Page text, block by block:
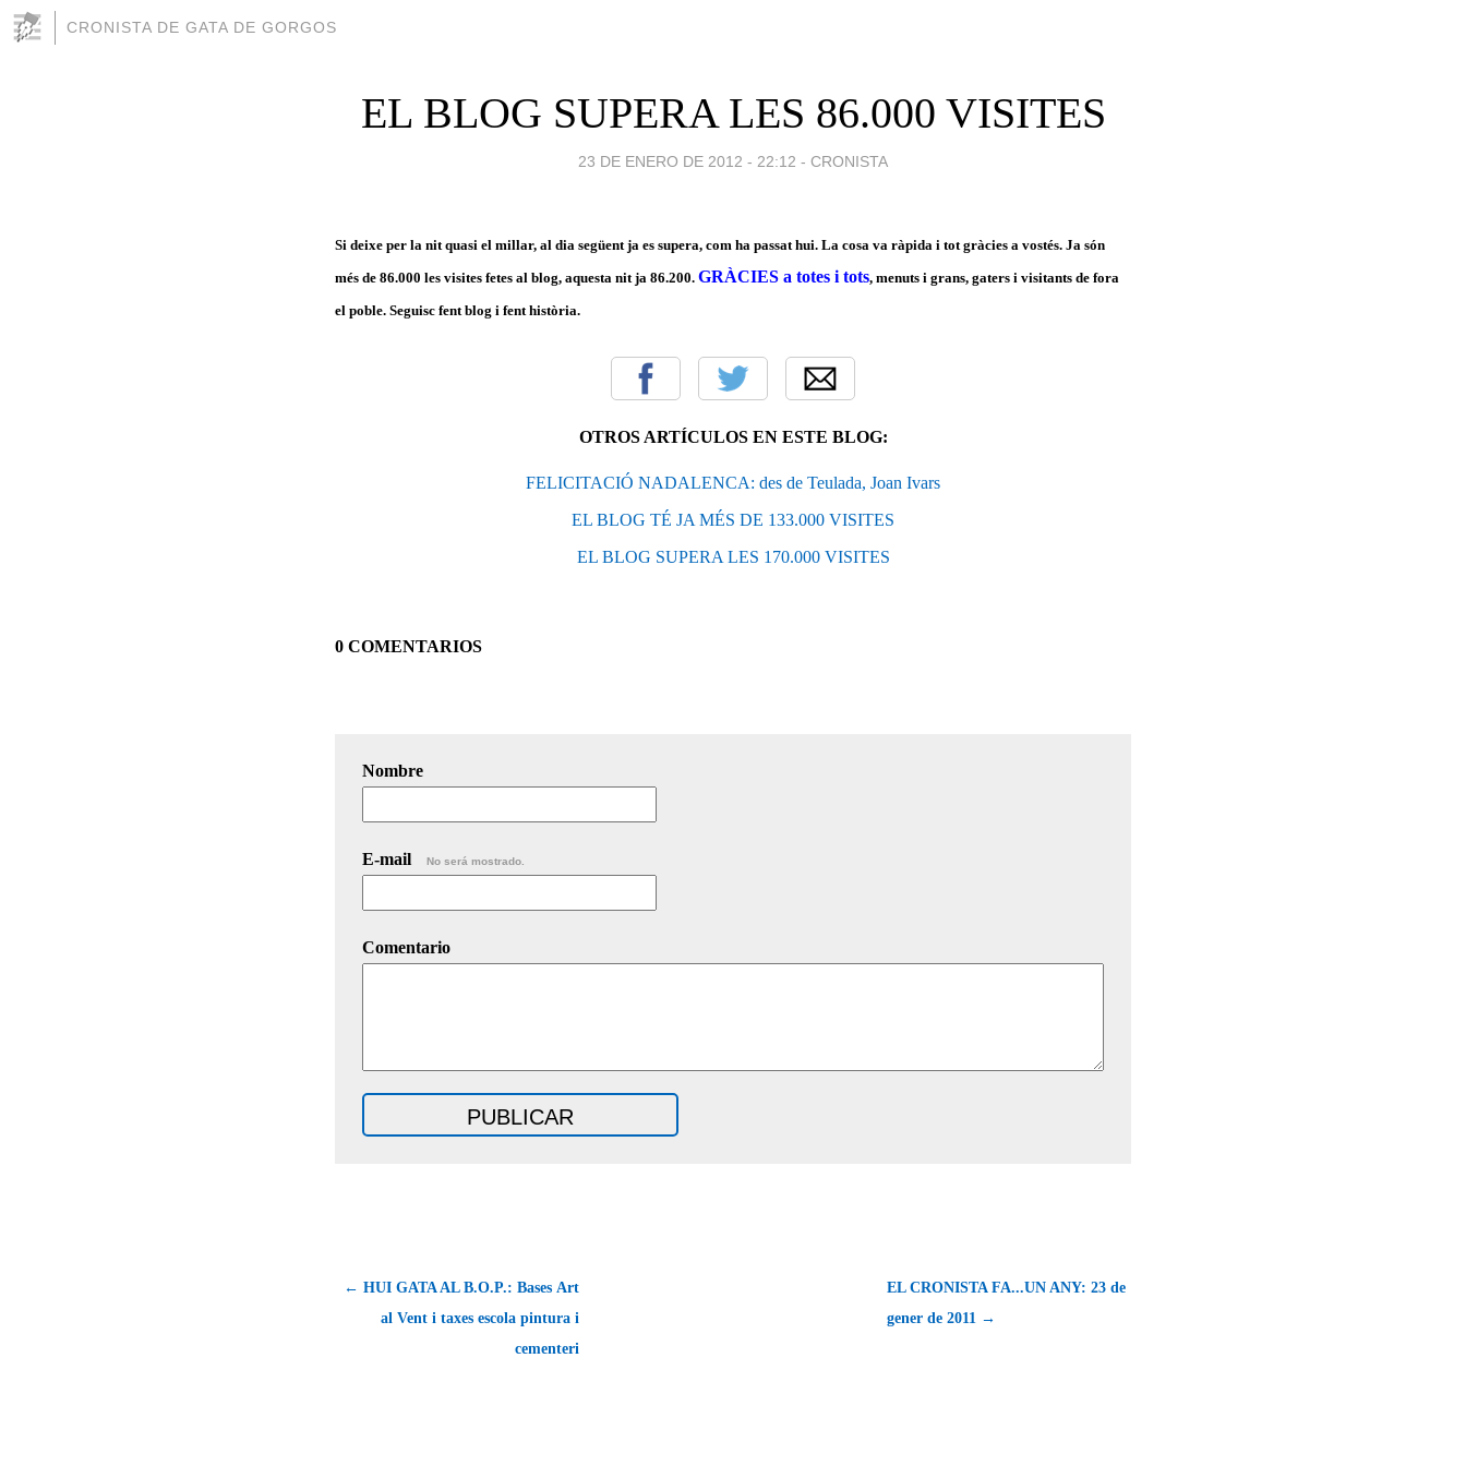
CRONISTA DE GATA DE GORGOS
EL BLOG SUPERA LES 86.000 VISITES
23 DE ENERO DE 2012 - 22:12 - CRONISTA
Si deixe per la nit quasi el millar, al dia següent ja es supera, com ha passat hui. La cosa va ràpida i tot gràcies a vostés. Ja són
més de 86.000 les visites fetes al blog, aquesta nit ja 86.200. GRÀCIES a totes i tots, menuts i grans, gaters i visitants de fora
el poble. Seguisc fent blog i fent història.
OTROS ARTÍCULOS EN ESTE BLOG:
FELICITACIÓ NADALENCA: des de Teulada, Joan Ivars
EL BLOG TÉ JA MÉS DE 133.000 VISITES
EL BLOG SUPERA LES 170.000 VISITES
0 COMENTARIOS
Nombre
E-mail No será mostrado.
Comentario
← HUI GATA AL B.O.P.: Bases Art
al Vent i taxes escola pintura i
cementeri
EL CRONISTA FA...UN ANY: 23 de
gener de 2011 →